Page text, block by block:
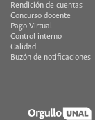
Rendición de cuentas
Concurso docente
Pago Virtual
Control interno
Calidad
Buzón de notificaciones